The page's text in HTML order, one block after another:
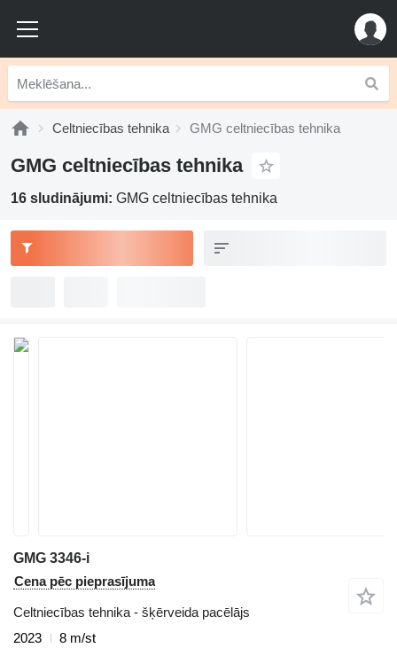
Celtniecības tehnika GMG celtniecības tehnika
GMG celtniecības tehnika
16 sludinājumi: GMG celtniecības tehnika
GMG 3346-i
Cena pēc pieprasījuma
Celtniecības tehnika - šķērveida pacēlājs
2023
8 m/st